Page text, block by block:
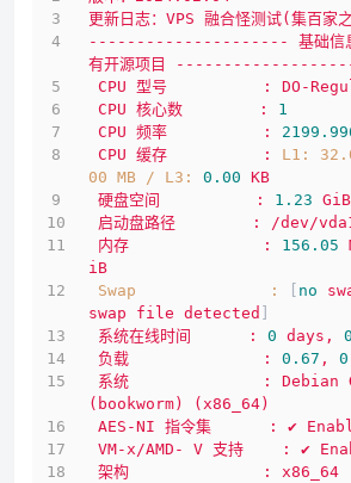
更新日志：VPS 融合怪测试(集百家
---------------------
基础信
有开源项目
CPU 型号 :
DO-
CPU 核心数 :
1
CPU 频率 :
CPU 缓存 :
L1:
00 MB / L3:
0.00 KB
硬盘空间
: 1.23 GiB
启动盘路径
:
/dev/
内存
: 156.05
iB
Swap              :
no
swap
file detected
系统在线时间
: 0 days, 0
负载
: 0.67 ,
系统
: Debian
(bookworm)
(x86_64)
AES-NI 指令集 : ✔
VM-x/AMD-
V 支持 : ✔
架构
: x86_64